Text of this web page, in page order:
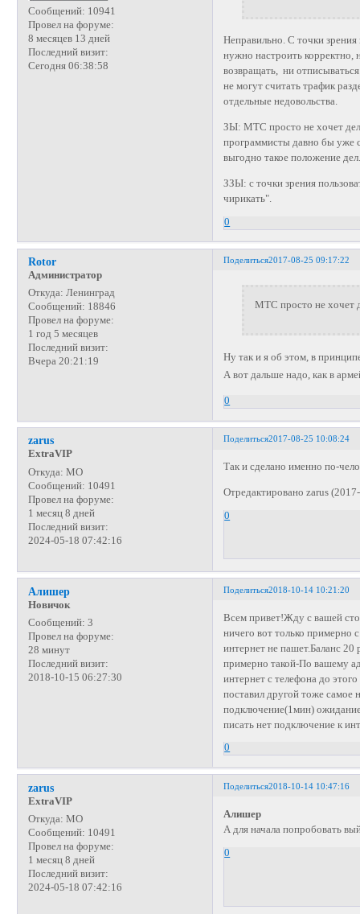
Сообщений: 10941
Провел на форуме:
8 месяцев 13 дней
Последний визит:
Сегодня 06:38:58
Неправильно. С точки
нужно настроить
возвращать, ни
не могут считать трафик
отдельные недовольства.
ЗЫ: МТС просто не хочет
программисты давно бы уже
выгодно такое положение
ЗЗЫ: с точки зрения
чирикать".
0
Поделиться2017-08-25 09:17:22
Rotor
Администратор
Откуда: Ленинград
Сообщений: 18846
Провел на форуме:
1 год 5 месяцев
Последний визит:
Вчера 20:21:19
МТС просто не хочет
Ну так и я об этом, в
А вот дальше надо, как в
0
Поделиться2017-08-25 10:08:24
zarus
ExtraVIP
Откуда: МО
Сообщений: 10491
Провел на форуме:
1 месяц 8 дней
Последний визит:
2024-05-18 07:42:16
Так и сделано именно по-
Отредактировано zarus
0
Поделиться2018-10-14 10:21:20
Алишер
Новичок
Сообщений: 3
Провел на форуме:
28 минут
Последний визит:
2018-10-15 06:27:30
Всем привет!Жду с вашей
ничего вот только примерно
интернет не пашет.Баланс 20
примерно такой-По вашему
интернет с телефона до
поставил другой тоже самое
подключение(1мин)
писать нет подключение к
0
Поделиться2018-10-14 10:47:16
zarus
ExtraVIP
Откуда: МО
Сообщений: 10491
Провел на форуме:
1 месяц 8 дней
Последний визит:
2024-05-18 07:42:16
Алишер
А для начала попробовать
0